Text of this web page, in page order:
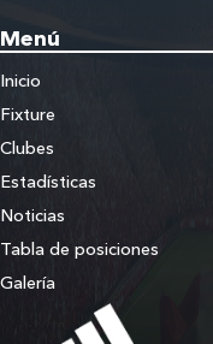
Menú
Inicio
Fixture
Clubes
Estadísticas
Noticias
Tabla de posiciones
Galería